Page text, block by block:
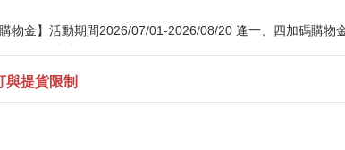
購物金】活動期間2026/07/01-2026/08/20 逢一、四加碼購物
與提貨限制